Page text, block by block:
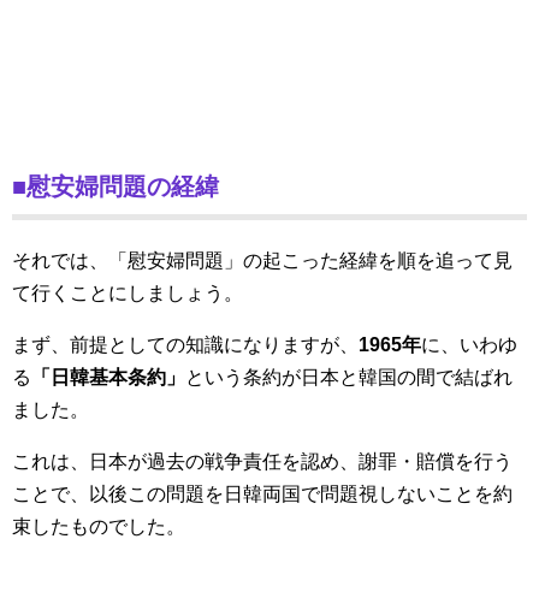
■慰安婦問題の経緯
それでは、「慰安婦問題」の起こった経緯を順を追って見
て行くことにしましょう。
まず、前提としての知識になりますが、 1965年に、いわゆ
る
「日韓基本条約」 という条約が日本と韓国の間で結ばれ
ました。
これは、日本が過去の戦争責任を認め、謝罪・賠償を行う
ことで、以後この問題を日韓両国で問題視しないことを約
束したものでした。